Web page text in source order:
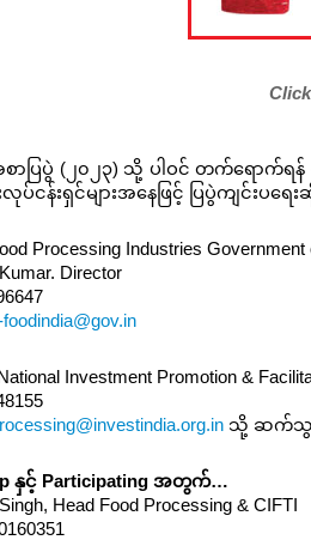
စာပြပွဲ (၂၀၂၃) သို့ ပါဝင် တက်ရောက်
းလုပ်ငန်းရှင်များအနေဖြင့် ပြပွဲကျင်းပ
Processing Industries Government
Director
Investment Promotion &
သို့ ဆက်သွယ်
နှင့် Participating အတွက်…
Head Food Processing & CIFTI